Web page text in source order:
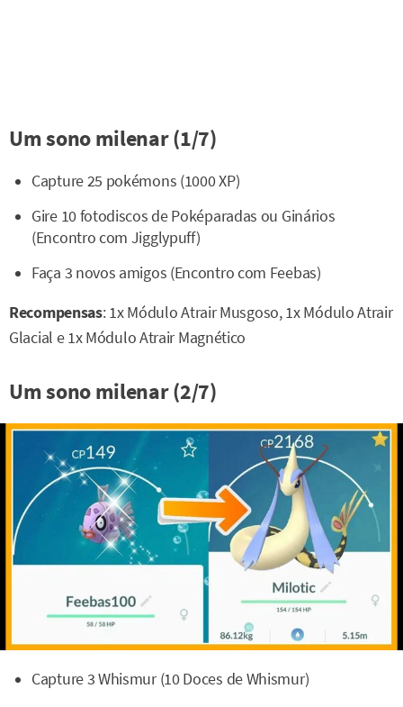
Um sono milenar (1/7)
Capture 25 pokémons (1000 XP)
Gire 10 fotodiscos de Poképaradas ou Ginários
(Encontro com Jigglypuff)
Faça 3 novos amigos (Encontro com Feebas)
Recompensas: 1x Módulo Atrair Musgoso, 1x Módulo Atrair
Glacial e 1x Módulo Atrair Magnético
Um sono milenar (2/7)
Capture 3 Whismur (10 Doces de Whismur)